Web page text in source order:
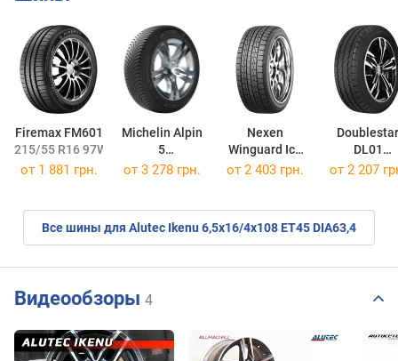
Firemax FM601
215/55 R16 97W
Michelin Alpin
5
205/60 R16 96H
Nexen
Winguard Ice
205/55 R16 91Q
Doublestar
DL01
205/65
от 1 881 грн. от 3 278 грн. от 2 403 грн. от 2 207
Все шины для Alutec Ikenu 6,5x16/4x108 ET45 DIA63,4
Видеообзоры 4